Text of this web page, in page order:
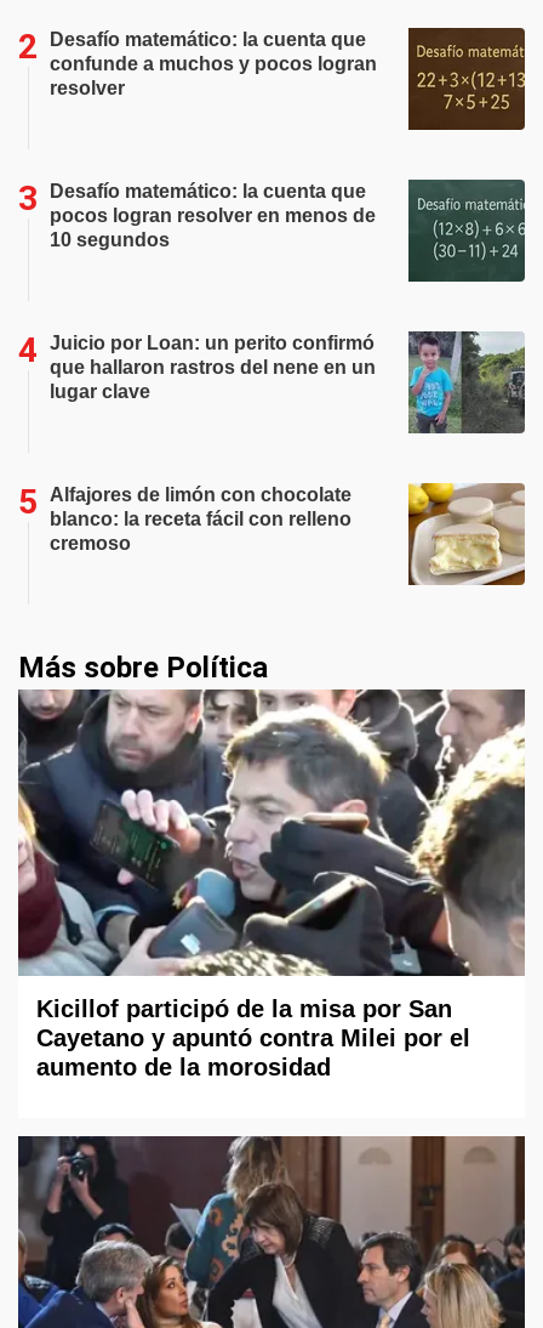
Desafío matemático: la cuenta que
confunde a muchos y pocos logran
resolver
Desafío matemático: la cuenta que
pocos logran resolver en menos de
10 segundos
Juicio por Loan: un perito confirmó
que hallaron rastros del nene en un
lugar clave
Alfajores de limón con chocolate
blanco: la receta fácil con relleno
cremoso
Más sobre Política
Kicillof participó de la misa por San
Cayetano y apuntó contra Milei por el
aumento de la morosidad